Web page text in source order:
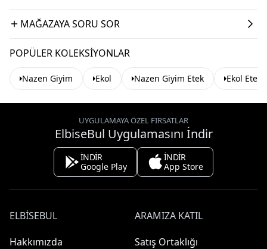
MAĞAZAYA SORU SOR
POPÜLER KOLEKSIYONLAR
Nazen Giyim Ekol Nazen Giyim Etek Ekol Etek
UYGULAMAYA ÖZEL FIRSATLAR
ElbiseBul Uygulamasını İndir
İNDİR
Google Play
İNDİR
App Store
ELBISEBUL
Hakkımızda
ARAMIZA KATIL
Satış Ortaklığı